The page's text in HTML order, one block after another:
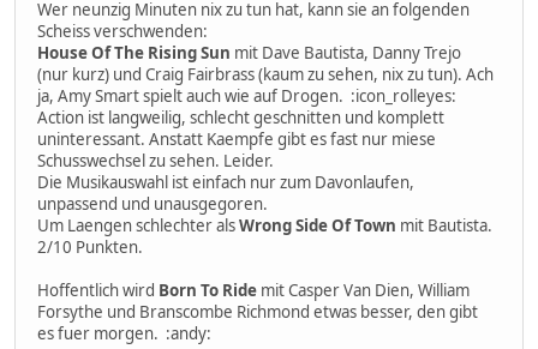
Wer neunzig Minuten nix zu tun hat, kann sie an folgenden
Scheiss verschwenden:
House Of The Rising Sun mit Dave Bautista, Danny Trejo
(nur kurz) und Craig Fairbrass (kaum zu sehen, nix zu tun). Ach
ja, Amy Smart spielt auch wie auf Drogen. :icon_rolleyes:
Action ist langweilig, schlecht geschnitten und komplett
uninteressant. Anstatt Kaempfe gibt es fast nur miese
Schusswechsel zu sehen. Leider.
Die Musikauswahl ist einfach nur zum Davonlaufen,
unpassend und unausgegoren.
Um Laengen schlechter alsWrong Side Of Town mit Bautista.
2/10 Punkten.
Hoffentlich wird Born To Ride mit Casper Van Dien, William
Forsythe und Branscombe Richmond etwas besser, den gibt
es fuer morgen. :andy: